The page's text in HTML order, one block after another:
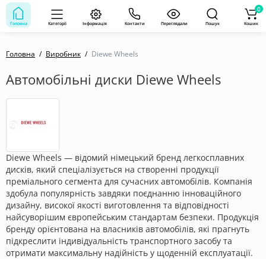
Головна Категорії Інформація Контакти Переглядали Пошук Кошик
0
Головна Виробник Diewe Wheels
Автомобільні диски Diewe Wheels
Diewe Wheels — відомий німецький бренд легкосплавних
дисків, який спеціалізується на створенні продукції
преміального сегмента для сучасних автомобілів. Компанія
здобула популярність завдяки поєднанню інноваційного
дизайну, високої якості виготовлення та відповідності
найсуворішим європейським стандартам безпеки. Продукція
бренду орієнтована на власників автомобілів, які прагнуть
підкреслити індивідуальність транспортного засобу та
отримати максимальну надійність у щоденній експлуатації.